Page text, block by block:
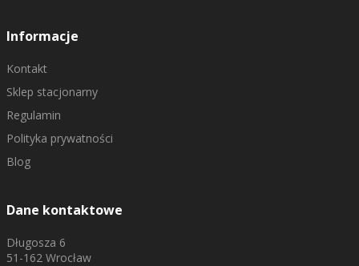
Informacje
Kontakt
Sklep stacjonarny
Regulamin
Polityka prywatności
Blog
Dane kontaktowe
Długosza 6
51-162 Wrocław